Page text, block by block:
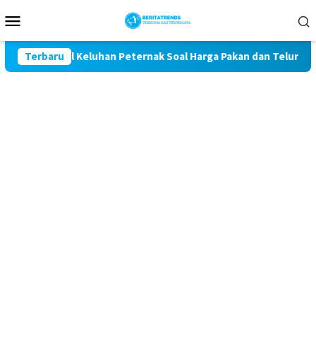
ke
Mobile
Terbaru
Kawal Keluhan Peternak Soal Harga Pakan dan Telur